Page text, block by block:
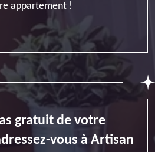
appartement !
gratuit de votre
vous à Artisan